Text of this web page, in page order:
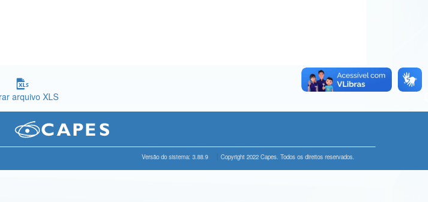
arquivo XLS
Versão do sistema: 3.88.9 Copyright 2022 Capes. Todos os direitos reservados.